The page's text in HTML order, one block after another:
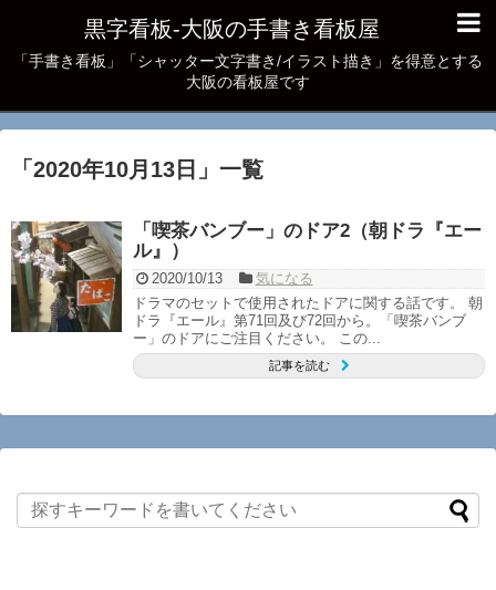
黒字看板‐大阪の手書き看板屋
「手書き看板」「シャッター文字書き/イラスト描き」を得意とする
大阪の看板屋です
「 2020年10月13日 」 一覧
「喫茶バンブー」のドア2（朝ドラ『エー
ル』）
2020/10/13
気になる
ドラマのセットで使用されたドアに関する話です。 朝
ドラ『エール』第71回及び72回から。「喫茶バンブ
ー」のドアにご注目ください。 この...
記事を読む